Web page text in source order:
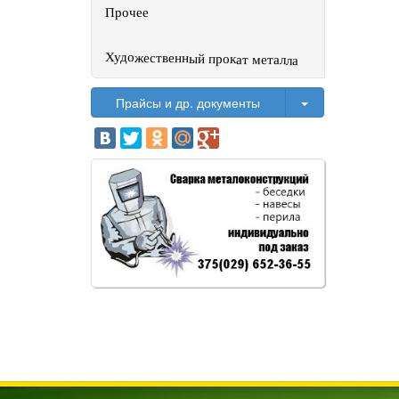
Прочее
Художественный прокат металла
Прайсы и др. документы Toggle